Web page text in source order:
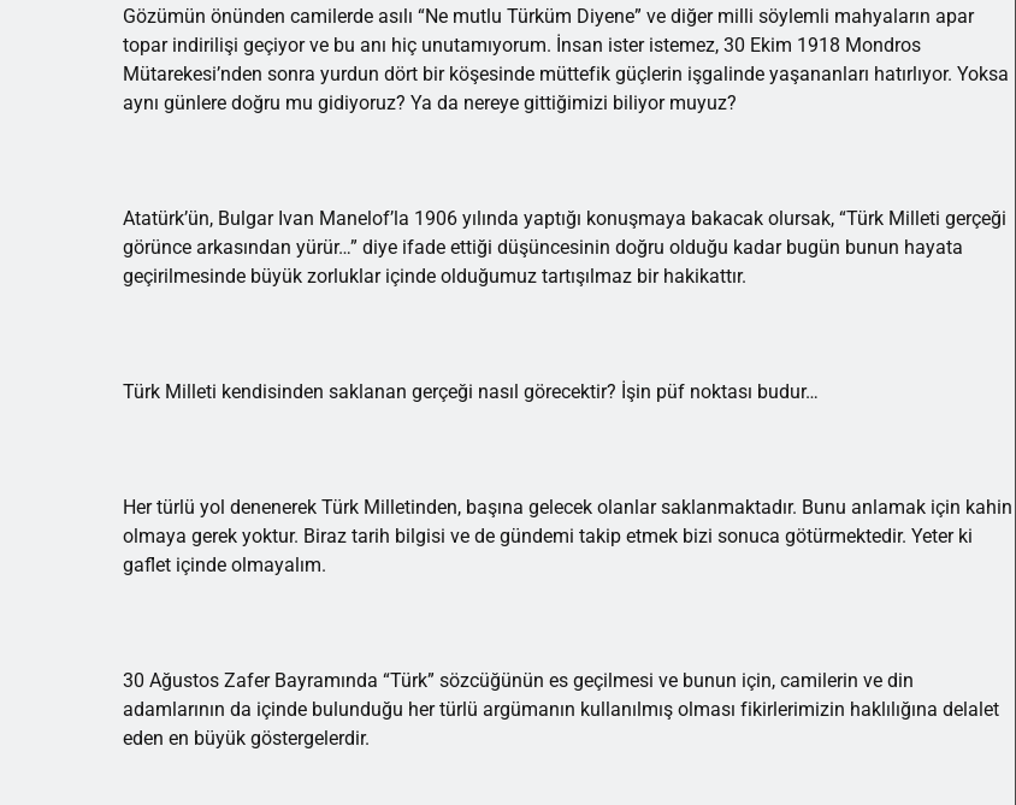
Gözümün önünden camilerde asılı “Ne mutlu Türküm Diyene” ve diğer milli söylemli mahyaların apar
topar indirilişi geçiyor ve bu anı hiç unutamıyorum. İnsan ister istemez, 30 Ekim 1918 Mondros
Mütarekesi’nden sonra yurdun dört bir köşesinde müttefik güçlerin işgalinde yaşananları hatırlıyor. Yoksa
aynı günlere doğru mu gidiyoruz? Ya da nereye gittiğimizi biliyor muyuz?
Atatürk’ün, Bulgar Ivan Manelof’la 1906 yılında yaptığı konuşmaya bakacak olursak, “Türk Milleti gerçeği
görünce arkasından yürür…” diye ifade ettiği düşüncesinin doğru olduğu kadar bugün bunun hayata
geçirilmesinde büyük zorluklar içinde olduğumuz tartışılmaz bir hakikattır.
Türk Milleti kendisinden saklanan gerçeği nasıl görecektir? İşin püf noktası budur…
Her türlü yol denenerek Türk Milletinden, başına gelecek olanlar saklanmaktadır. Bunu anlamak için kahin
olmaya gerek yoktur. Biraz tarih bilgisi ve de gündemi takip etmek bizi sonuca götürmektedir. Yeter ki
gaflet içinde olmayalım.
30 Ağustos Zafer Bayramında “Türk” sözcüğünün es geçilmesi ve bunun için, camilerin ve din
adamlarının da içinde bulunduğu her türlü argümanın kullanılmış olması fikirlerimizin haklılığına delalet
eden en büyük göstergelerdir.